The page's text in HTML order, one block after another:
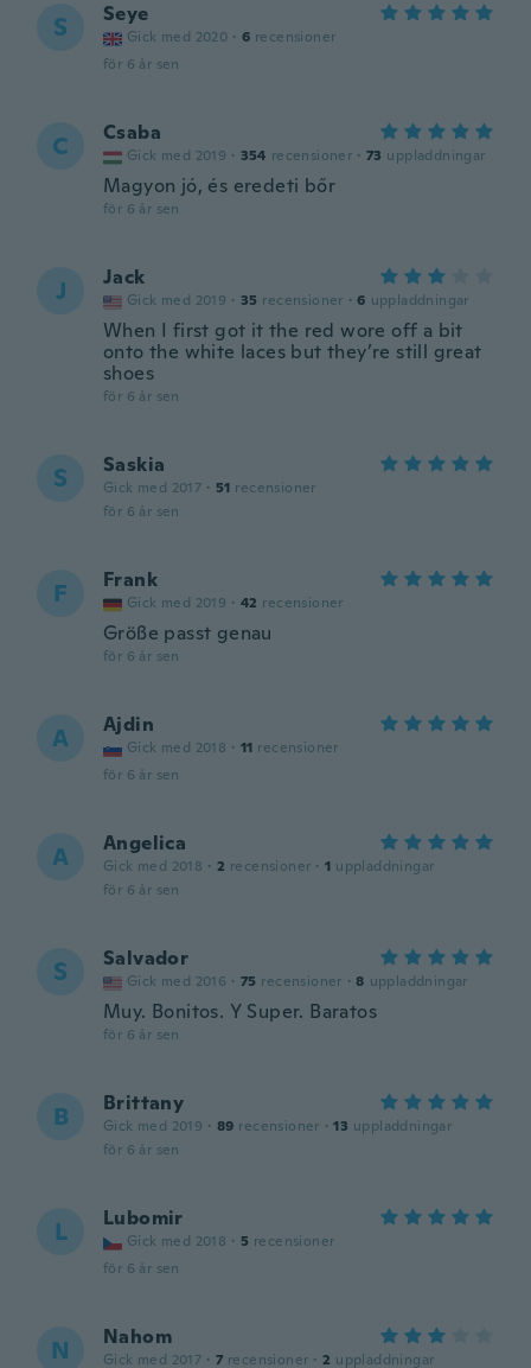
S Seye
Gick med 2020 · 6 recensioner
för 6 år sen
C Csaba
Gick med 2019 · 354 recensioner · 73 uppladdningar
Magyon jó, és eredeti bőr
för 6 år sen
J Jack
Gick med 2019 · 35 recensioner · 6 uppladdningar
When I first got it the red wore off a bit
onto the white laces but they’re still great
shoes
för 6 år sen
S Saskia
Gick med 2017 · 51 recensioner
för 6 år sen
F Frank
Gick med 2019 · 42 recensioner
Größe passt genau
för 6 år sen
A Ajdin
Gick med 2018 · 11 recensioner
för 6 år sen
A Angelica
Gick med 2018 · 2 recensioner · 1 uppladdningar
för 6 år sen
S Salvador
Gick med 2016 · 75 recensioner · 8 uppladdningar
Muy. Bonitos. Y Super. Baratos
för 6 år sen
B Brittany
Gick med 2019 · 89 recensioner · 13 uppladdningar
för 6 år sen
L Lubomir
Gick med 2018 · 5 recensioner
för 6 år sen
N Nahom
Gick med 2017 · 7 recensioner · 2 uppladdningar